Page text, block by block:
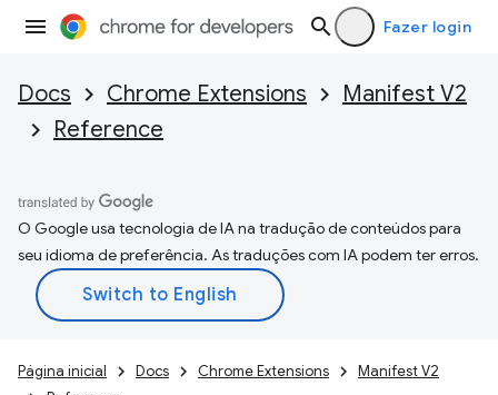
Fazer login
Docs Chrome Extensions
Manifest V2
Reference
O Google usa tecnologia de IA na tradução de conteúdos para
seu idioma de preferência. As traduções com IA podem ter erros.
Página inicial Docs Chrome Extensions
Manifest V2